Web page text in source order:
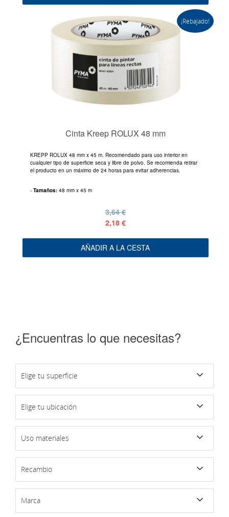
¡Rebajado!
Cinta Kreep ROLUX 48 mm
KREPP ROLUX 48 mm x 45 m. Recomendado para uso interior en
cualquier tipo de superficie seca y libre de polvo. Se recomienda retirar
el producto en un máximo de 24 horas para evitar adherencias.
- Tamaños: 48 mm x 45 m
3,64 €
2,18 €
AÑADIR A LA CESTA
¿Encuentras lo que necesitas?
Elige tu superficie
Elige tu ubicación
Uso materiales
Recambio
Marca